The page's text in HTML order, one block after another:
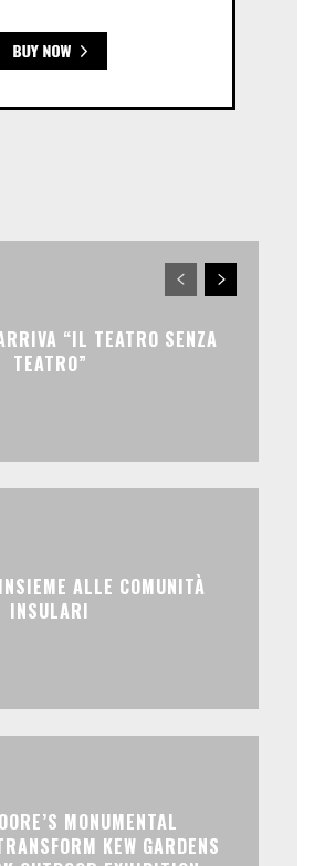
“IL TEATRO SENZA
TEATRO”
ALLE COMUNITÀ
INSULARI
MONUMENTAL
KEW GARDENS